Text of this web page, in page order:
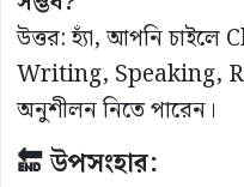
উত্তর: হ্যাঁ, আপনি
Writing, Speaking,
অনুশীলন নিতে পারেন।
🔚 উপসংহার: